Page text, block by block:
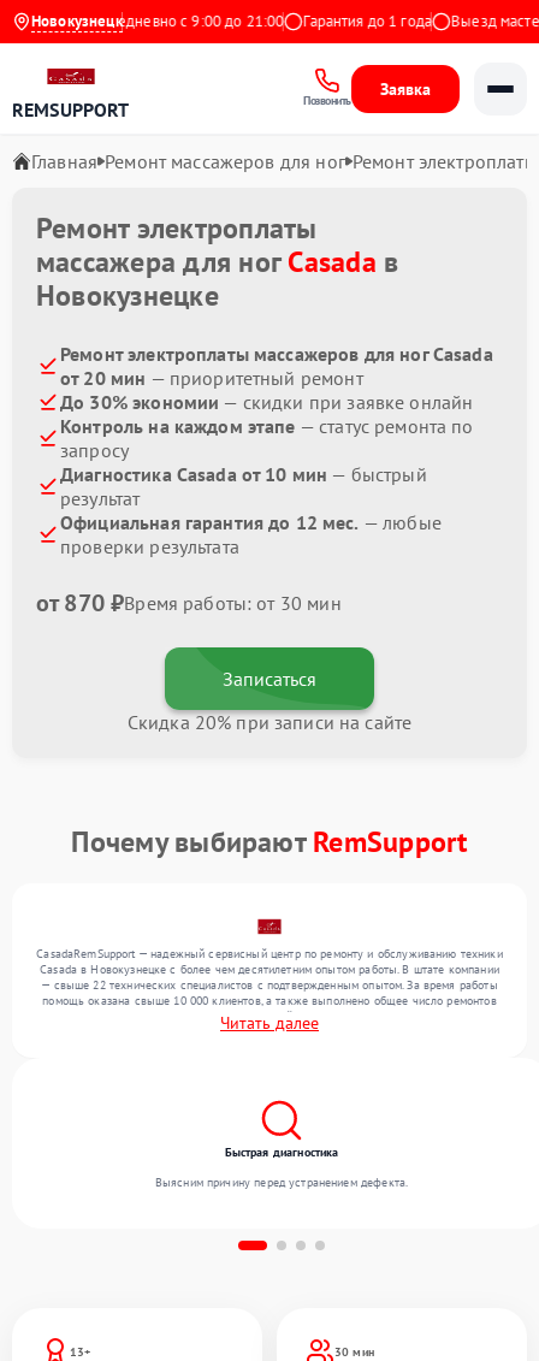
Новокузнецк
Яндекс Ежедневно с 9:00 до 21:00 Гарантия до 1 года Выезд
REMSUPPORT Позвонить
Заявка
Главная Ремонт массажеров для ног Ремонт электроплаты
Ремонт электроплаты
массажера для ногCasada в
Новокузнецке
Ремонт электроплаты массажеров для ног Casada
от 20 мин — приоритетный ремонт
До 30% экономии — скидки при заявке онлайн
Контроль на каждом этапе — статус ремонта по
запросу
Диагностика Casada от 10 мин — быстрый
результат
Официальная гарантия до 12 мес. — любые
проверки результата
от 870 ₽Время работы: от 30 мин
Записаться
Скидка 20% при записи на сайте
Почему выбираютRemSupport
CasadaRemSupport — надежный сервисный центр по ремонту и обслуживанию техники
Casada в Новокузнецке с более чем десятилетним опытом работы. В штате компании
— свыше 22 технических специалистов с подтвержденным опытом. За время работы
помощь оказана свыше 10 000 клиентов, а также выполнено общее число ремонтов
превысило 12 000. Ежемесячно в сервисный центр поступает свыше 300 единиц
техники, включая , , . Мы выполняем ремонт различного уровня сложности и
Читать далее
13+
30 мин
Быстрая диагностика
Выясним причину перед устранением дефекта.